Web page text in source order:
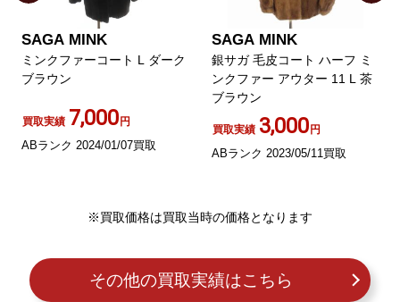
SAGA MINK
ミンクファーコート L ダーク
ブラウン
買取実績 7,000円
ABランク 2024/01/07買取
SAGA MINK
銀サガ 毛皮コート ハーフ ミ
ンクファー アウター 11 L 茶
ブラウン
買取実績 3,000円
ABランク 2023/05/11買取
※買取価格は買取当時の価格となります
その他の買取実績はこちら